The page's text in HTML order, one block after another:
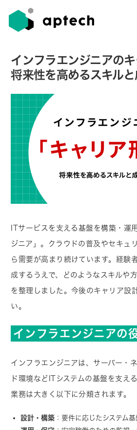
インフラエンジニアのキ
将来性を高めるスキル
ITサービスを支える基盤を構築・運
ジニア」。クラウドの普及やセキュ
ら需要が高まり続けています。経験
成するうえで、どのようなスキルや
を整理しました。今後のキャリア設
い。
インフラエンジニアの
インフラエンジニアは、サーバー・
ド環境などITシステムの基盤を支え
業務は大きく以下に分類されます。
設計・構築 ：要件に応じたシステム